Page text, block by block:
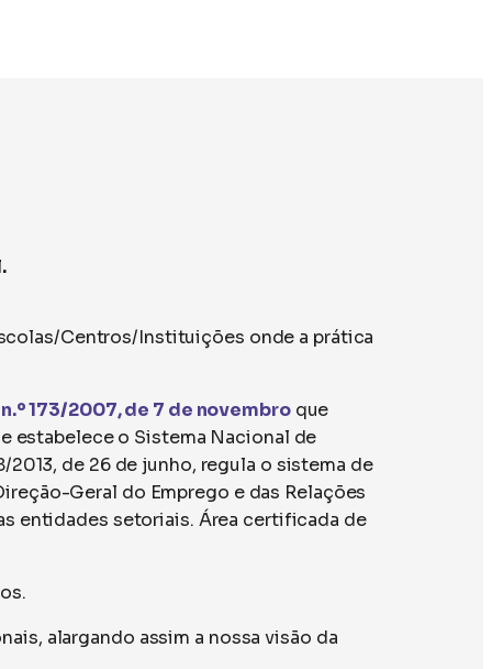
Centros/Instituições onde a prática
173/2007, de 7 de novembroque
estabelece o Sistema Nacional de
de 26 de junho, regula o sistema de
Geral do Emprego e das Relações
entidades setoriais. Área certificada de
alargando assim a nossa visão da